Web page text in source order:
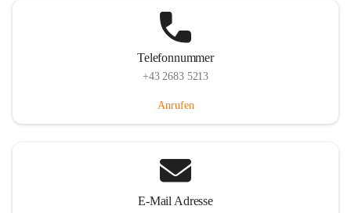
Telefonnummer
+43 2683 5213
Anrufen
E-Mail Adresse